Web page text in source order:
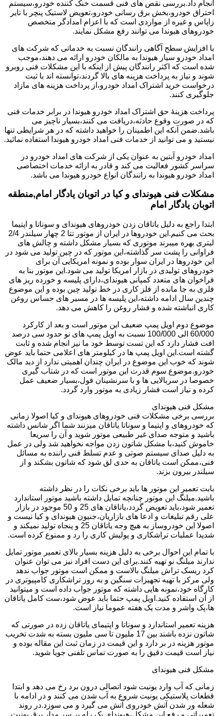
انجام داد.بررسی نقص های فنی قسمت خنک کننده خودرو،سیستم
احتراق خودرو،بخش برق رسانی خودرو،تعویض لاستیک پنچر با تایر
زاپاس و غیره از مواردی است که با اعزام امدادگر متخصص
خودروهای هیوندا می توانند رفع مشکل نمایند.
با افزایش سطح آگاهی رانندگان نسبت به خدماتی که شرکت های
امداد خودرو سیار هیوندا به مالکان خودرو ارائه می دهند،موجب
شده است که اکثر رانندگان پیش از اینکه با این مشکلات فنی روبرو
شوند و نیاز به پرداخت هزینه های بالا گردند،توانسته اند با ثبت
درخواست خرید اشتراک امداد خودرو،از پرداخت هزینه های مازاد
جلوگیری کنند.
پرداخت هزینۀ حق اشتراک امداد خودرو هیوندا در برابر خدمات فنی
که در صورت وقوع حادثه،دریافت می کنند،بسیار ناچیز می
باشد.ضمن آنکه این اطمینان را خواهید داشته که در هر شرایطی تنها
نیستید و می توانید از خدمات فنی امداد خودرو هیوندا استفاده نمائید.
امداد خودرو آبتین به عنوان یکی از شرکت های امداد خودرو در
سراسر کشور فعالیت می کند و قادر به ارائه خدمات اختصاصی
امداد خودرو هیوندا به رانندگان انواع خودرو هیوندا می باشد.
مشکلات فنی هیوندای و کیا در اتوبان یادگار امام,منطقه
اتوبان یادگار امام
ابتدا راجع به دلیل یاتاقان زدن خودروهای هیوندای و سوناتا و اپتیما
بحث می کنیم.این خودروها در ایران از موتور تتا 2 چهار سیلندر 2/4
لیتری بهره میبرند موتوری که بسیار مشکل داشته و چالش های
فراوانی را پشت سر گذاشته،این موتور که در چین تولید می شود در
این خودروها در ایران سوار بوده و نمونه امریکایی آن برای
خودروهای تولیدی در بازار امریکا تولید می شود.این موتور بنا به
فراخوان های متعدد کمپانی هیوندای،دارای پلیسه و خورده ریز های
فلزی به جا مانده از فلز کاری در خط تولید چین بوده و این موضوع
چندین سال ادامه داشته،این پلیسه ها در مسیر های حساس روغن
کاری انباشته شده و فشار روغن را کاهش می دهد.
موضوع دوم اویل پمپ ضعیف این موتور است و بعد از کارکرد
60/000 الی 100/000 نسبت به اویل پمپ های نو حدود سی درصد
افت فشار دارد که این تست توسط خود ما نیز انجام شده و ثابت
گشته است.این اویل پمپ ها در کیلومتر های اعلامی حتما باید عوض
شوند که خوب این موضوع در ایران چندان اهمیتی ندارد از دید مالک
خودرو.موضوع سوم قدرت این موتور است که در شتاب گیری
خصوصا در سربالایی ها و با سرنشینان فول،بسیار ضعیف عمل
کرده و نیاز است فشار زیادی به موتور وارد گردد.
مشکل فنی هیوندای
بررسی برخی مشکلات فنی خودروهای هیوندای و کیا اصولا زمانی
که خودروهای و اپتیما و سوناتا یاتاقان میزنند شما اگر شانس داشته
باشید و متوجه صدای غیر طبیعی موتور شوید و آن را سریعا
خاموش کنید،با مشکل شاتون زدن مواجه نخواهید شد ولی در عمل
به دلیل صدای سیستم صوتی و عدم تسلط فنی راننده به مسائل
فنی،ممکن است یاتاقان به حدی لق شود که شاتون بشکند و از
سیلندر بیرون بزند.
بابت تعمیر این موتور ها باید برخی نکات را در نظر داشته
باشید.میلنگ این موتور چنانچه تمایل داشته باشید موتور استاندارد
تعمیر شود،باید تعویض گردد،یاتاقان های 25 و 50 موجود در بازار
علی رقم تبلیغات و ادعا های بازاریان،جنیون هیوندای و کیا نیست و
اصولا این خودروساز به هیچ وجه یاتاقان 25 و پنجاه تولید نمیکند و
شدیدا عملیات تراشکاری و پولیش کاری را رد و ممنوع کرده است.
با تمام این احوال برخی به دلیل هزینه بسیار بالای تعمیر موتور تمایل
ندارند میلنگ نو تهیه کنند.برای این دست افراد نیز می توان عنوان
کرد ریسک تراش میلنگ بالاست و ممکن است موتور جواب ندهد
ولی مرکز با تهیه تجهیزات سنگین و به روز تراشکاری کامپیوتری در
کارگاه خود،نمونه هایی داشته که موتور جواب داده است و میتوانید
از آن استفاده کنید.اویل پمپ حتما باید عوض شود،ست کامل یاتاقان
ها،پک واشر و مدت یک هفته عموما نیاز است.
هزینه تعمیر استاندارد و سوناتا و اپتیمای یاتاقان زده در صورتی که
شاتون نزده باشند بین 17 ملیون تا سی ملیون بسته به شدت تخریب
موتور هزینه در بر دارد و این قیمت در زمان ثبت این مقاله بوده و
نیاز است قیمت دقیق را به صورت تماس تلفنی جویا شوید.
مشکل فنی هیوندای
زمانی که آب وارد یونیت شود اتصالی درون برد رخ می دهد و ابتدا
قطعات پلاستیکی یونیت شروع به آب شدن می کنند و در ادامه با
شعله ور شدن آتش خودروی آتش می گیرد و می سوزد.در روند
تعمیراتی و رفع این مشکل،هیوندای یک رله بر سر مدار برق یونیت